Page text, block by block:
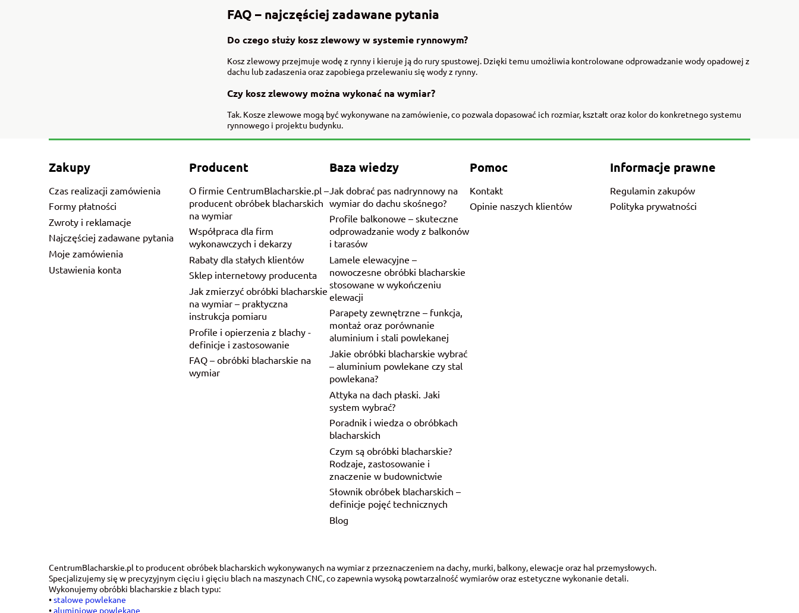
FAQ – najczęściej zadawane pytania
Do czego służy kosz zlewowy w systemie rynnowym?
Kosz zlewowy przejmuje wodę z rynny i kieruje ją do rury spustowej. Dzięki temu umożliwia kontrolowane odprowadzanie wody opadowej z
dachu lub zadaszenia oraz zapobiega przelewaniu się wody z rynny.
Czy kosz zlewowy można wykonać na wymiar?
Tak. Kosze zlewowe mogą być wykonywane na zamówienie, co pozwala dopasować ich rozmiar, kształt oraz kolor do konkretnego systemu
rynnowego i projektu budynku.
Zakupy
Czas realizacji zamówienia
Formy płatności
Zwroty i reklamacje
Najczęściej zadawane pytania
Moje zamówienia
Ustawienia konta
Producent
O firmie CentrumBlacharskie.pl –
producent obróbek blacharskich
na wymiar
Współpraca dla firm
wykonawczych i dekarzy
Rabaty dla stałych klientów
Sklep internetowy producenta
Jak zmierzyć obróbki blacharskie
na wymiar – praktyczna
instrukcja pomiaru
Profile i opierzenia z blachy -
definicje i zastosowanie
FAQ – obróbki blacharskie na
wymiar
Baza wiedzy
Jak dobrać pas nadrynnowy na
wymiar do dachu skośnego?
Profile balkonowe – skuteczne
odprowadzanie wody z balkonów
i tarasów
Lamele elewacyjne –
nowoczesne obróbki blacharskie
stosowane w wykończeniu
elewacji
Parapety zewnętrzne – funkcja,
montaż oraz porównanie
aluminium i stali powlekanej
Jakie obróbki blacharskie wybrać
– aluminium powlekane czy stal
powlekana?
Attyka na dach płaski. Jaki
system wybrać?
Poradnik i wiedza o obróbkach
blacharskich
Czym są obróbki blacharskie?
Rodzaje, zastosowanie i
znaczenie w budownictwie
Słownik obróbek blacharskich –
definicje pojęć technicznych
Blog
Pomoc
Kontakt
Opinie naszych klientów
Informacje prawne
Regulamin zakupów
Polityka prywatności
CentrumBlacharskie.pl to producent obróbek blacharskich wykonywanych na wymiar z przeznaczeniem na dachy, murki, balkony, elewacje oraz hal przemysłowych.
Specjalizujemy się w precyzyjnym cięciu i gięciu blach na maszynach CNC, co zapewnia wysoką powtarzalność wymiarów oraz estetyczne wykonanie detali.
Wykonujemy obróbki blacharskie z blach typu:
•stalowe powlekane
•aluminiowe powlekane